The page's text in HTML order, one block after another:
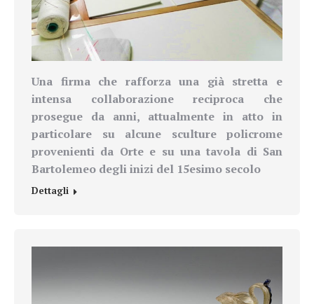
Una firma che rafforza una già stretta e
intensa collaborazione reciproca che
prosegue da anni, attualmente in atto in
particolare su alcune sculture policrome
provenienti da Orte e su una tavola di San
Bartolemeo degli inizi del 15esimo secolo
Dettagli